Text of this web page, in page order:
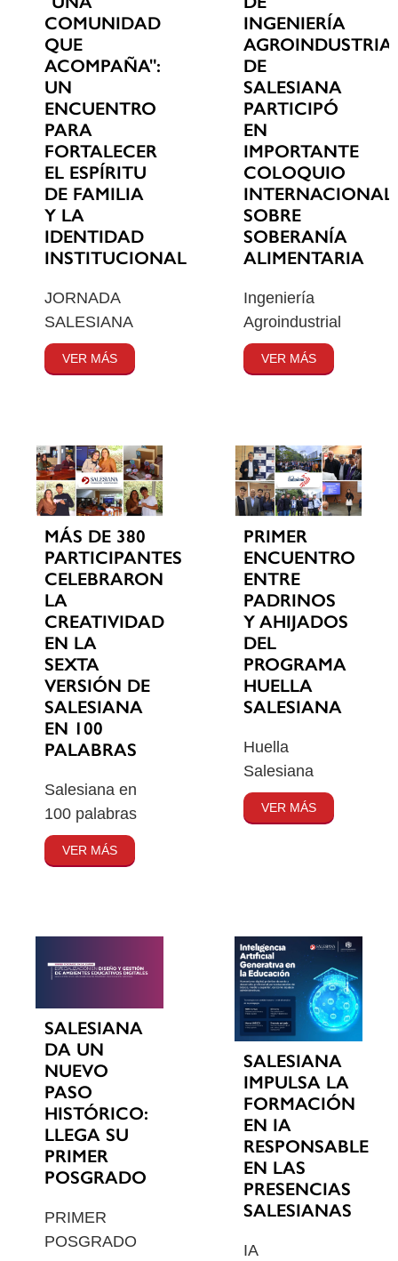
COMUNIDAD
QUE
ACOMPAÑA":
UN
ENCUENTRO
PARA
FORTALECER
EL ESPÍRITU
DE FAMILIA
Y LA
IDENTIDAD
INSTITUCIONAL
JORNADA
SALESIANA
VER MÁS
INGENIERÍA
DE
SALESIANA
PARTICIPÓ
EN
IMPORTANTE
COLOQUIO
INTERNACIONAL
SOBRE
SOBERANÍA
ALIMENTARIA
Ingeniería
Agroindustrial
VER MÁS
MÁS DE 380
PARTICIPANTES
CELEBRARON
LA
CREATIVIDAD
EN LA
SEXTA
VERSIÓN DE
SALESIANA
EN 100
PALABRAS
Salesiana en
100 palabras
VER MÁS
PRIMER
ENCUENTRO
ENTRE
PADRINOS
Y AHIJADOS
DEL
PROGRAMA
HUELLA
SALESIANA
Huella
Salesiana
VER MÁS
SALESIANA
DA UN
NUEVO
PASO
HISTÓRICO:
LLEGA SU
PRIMER
POSGRADO
PRIMER
POSGRADO
SALESIANA
IMPULSA LA
FORMACIÓN
EN IA
RESPONSABLE
EN LAS
PRESENCIAS
SALESIANAS
IA